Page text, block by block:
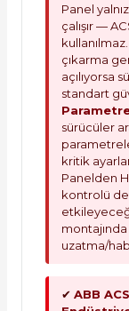
Panel
çalışır —
kullanılmaz.
çıkarma
açılıyorsa
standart
sürücüler
kritik
Panelden
kontrolü
uzatma/
✔ ABB